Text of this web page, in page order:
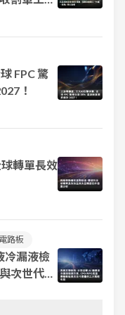
FPC 驚
！
轉單長效
路板
冷漏液檢
次世代摺